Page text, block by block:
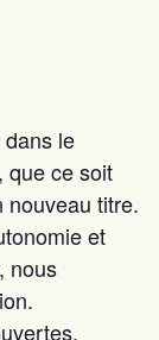
le
que ce soit
nouveau titre.
et
nous